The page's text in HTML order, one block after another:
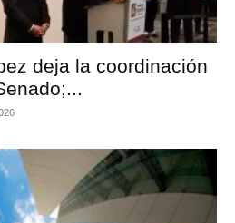
deja la coordinación